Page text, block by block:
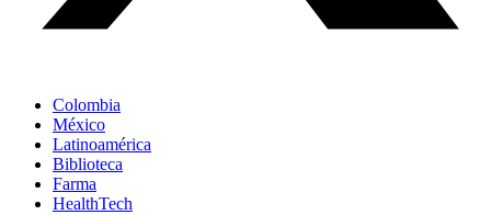
Colombia
México
Latinoamérica
Biblioteca
Farma
HealthTech